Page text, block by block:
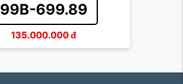
99B-699.89
135.000.000đ